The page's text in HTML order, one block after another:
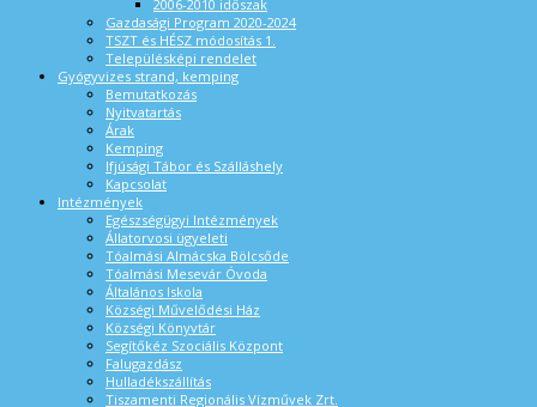
2006-2010 időszak
Gazdasági Program 2020-2024
TSZT és HÉSZ módosítás 1.
Településképi rendelet
Gyógyvizes strand, kemping
Bemutatkozás
Nyitvatartás
Árak
Kemping
Ifjúsági Tábor és Szálláshely
Kapcsolat
Intézmények
Egészségügyi Intézmények
Állatorvosi ügyeleti
Tóalmási Almácska Bölcsőde
Tóalmási Mesevár Óvoda
Általános Iskola
Községi Művelődési Ház
Községi Könyvtár
Segítőkéz Szociális Központ
Falugazdász
Hulladékszállítás
Tiszamenti Regionális Vízművek Zrt.